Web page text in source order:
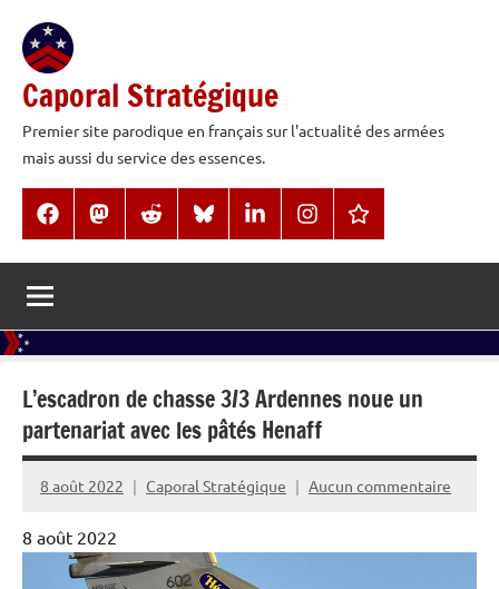
contenu
Caporal Stratégique
Premier site parodique en français sur l'actualité des armées
mais aussi du service des essences.
FacebookMastodonReddit BlueSkyLinkedInInstagramThreads
L’escadron de chasse 3/3 Ardennes noue un
partenariat avec les pâtés Henaff
8 août 2022 Caporal Stratégique Aucun commentaire
8 août 2022